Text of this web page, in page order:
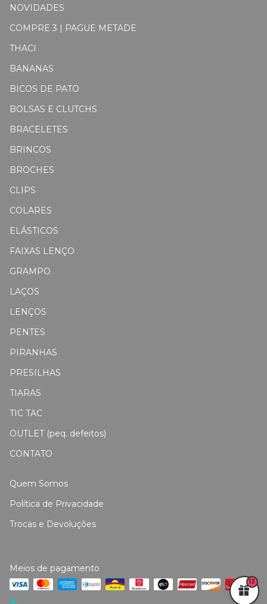
NOVIDADES
COMPRE 3 | PAGUE METADE
THACI
BANANAS
BICOS DE PATO
BOLSAS E CLUTCHS
BRACELETES
BRINCOS
BROCHES
CLIPS
COLARES
ELÁSTICOS
FAIXAS LENÇO
GRAMPO
LAÇOS
LENÇOS
PENTES
PIRANHAS
PRESILHAS
TIARAS
TIC TAC
OUTLET (peq. defeitos)
CONTATO
Quem Somos
Política de Privacidade
Trocas e Devoluções
Meios de pagamento
13